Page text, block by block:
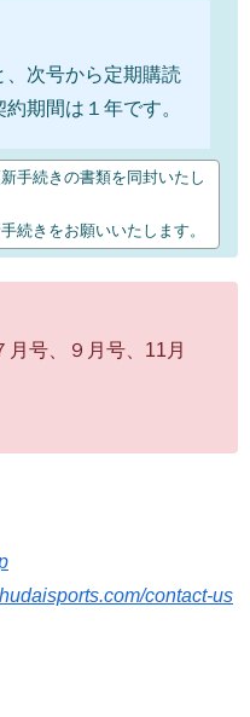
次号から定期購読
期間は１年です。
手続きの書類を同封いたし
続きをお願いいたします。
号、９月号、11月
contact-us